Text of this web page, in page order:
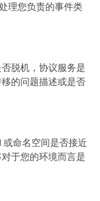
理您负责的事件类
脱机，协议服务是
的问题描述或是否
或命名空间是否接近
于您的环境而言是